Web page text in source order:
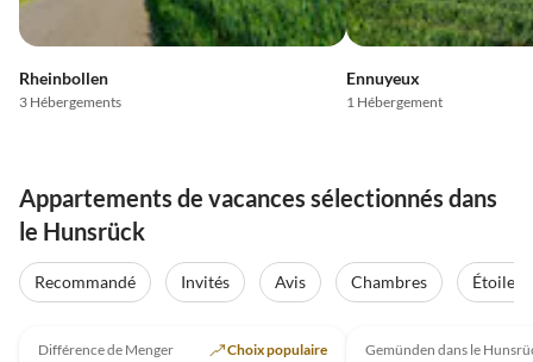
Rheinbollen
3 Hébergements
Ennuyeux
1 Hébergement
Appartements de vacances sélectionnés dans
le Hunsrück
Recommandé Invités Avis Chambres
Étoiles
Différence de Menger Choix populaire Gemünden dans le